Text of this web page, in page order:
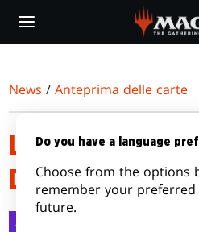
main
News /Anteprima delle carte
LE PEDINE DI AI
DELL’ETERNITÀ
Anteprima delle carte
Do you have a language
Choose from the options
remember your
future.